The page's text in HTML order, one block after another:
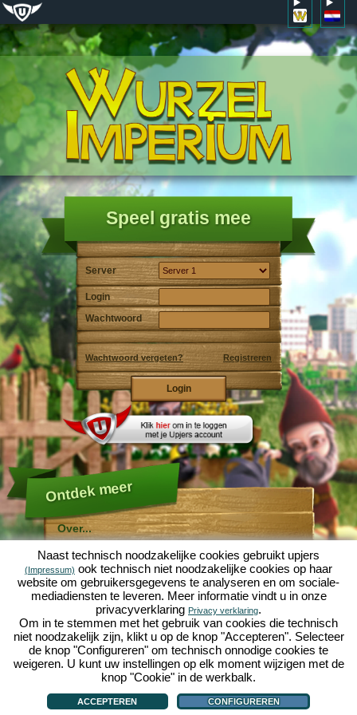
Speel gratis mee
Server
Login
Wachtwoord
Wachtwoord vergeten? Registreren
Ontdek meer
Over...
Molehill Empire ...
... is een leuke economische simulatie, die draait om
een microcosmos tuin. Als gratis browersspel speelt
het af in je webbowers, zonder extra downloads of
software!
Met de hulp van een ijverige tuinkabouter, kun je zelf je
eigen tuin van Eden namaken. Sla, wortelen, aardbeien,
spinazie of uien - Je mag zelf beslissen welke planten je
wilt kweken. Bezoek de vriendelijke stedenTuinzicht en
Bloesemdorpom te handelen met andere spelers, het
kopen van nieuwe planten en decoraties om je tuin op
te fleuren, lever aan je klanten en zorg er voor dat je
goede vrienden wordt met je buren... anders wordt je
wakker en is je tuin omgeploegd door een leger mollen!
Forum|Hulp|Contact/Voorwaarden/Privacy|upjers GmbH|Cookies beheren
Naast technisch noodzakelijke cookies gebruikt upjers
(Impressum) ook technisch niet noodzakelijke cookies op haar
website om gebruikersgegevens te analyseren en om sociale-
mediadiensten te leveren. Meer informatie vindt u in onze
privacyverklaring Privacy verklaring.
Om in te stemmen met het gebruik van cookies die technisch
niet noodzakelijk zijn, klikt u op de knop "Accepteren". Selecteer
de knop "Configureren" om technisch onnodige cookies te
weigeren. U kunt uw instellingen op elk moment wijzigen met de
knop "Cookie" in de werkbalk.
ACCEPTEREN CONFIGUREREN